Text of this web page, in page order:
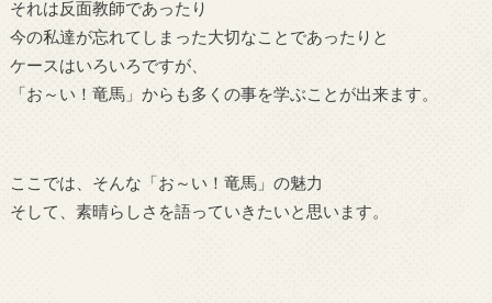
それは反面教師であったり
今の私達が忘れてしまった大切なことであったりと
ケースはいろいろですが、
「お～い！竜馬」からも多くの事を学ぶことが出来ます。
ここでは、そんな「お～い！竜馬」の魅力
そして、素晴らしさを語っていきたいと思います。